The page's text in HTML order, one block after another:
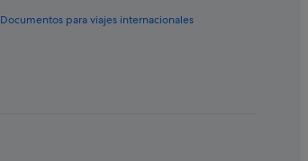
Documentos para viajes internacionales